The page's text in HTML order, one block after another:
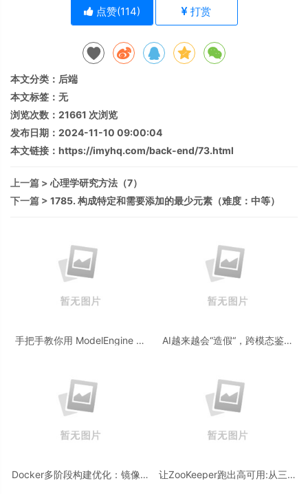
点赞(114) 打赏
本文分类： 后端
本文标签：无
浏览次数： 21661 次浏览
发布日期：2024-11-10 09:00:04
本文链接： https://imyhq.com/back-end/73.html
上一篇 > 心理学研究方法（7）
下一篇 > 1785. 构成特定和需要添加的最少元素（难度：中等）
手把手教你用 ModelEngine 打
AI越来越会“造假“，跨模态鉴伪
Docker多阶段构建优化：镜像体
让ZooKeeper跑出高可用:从三节